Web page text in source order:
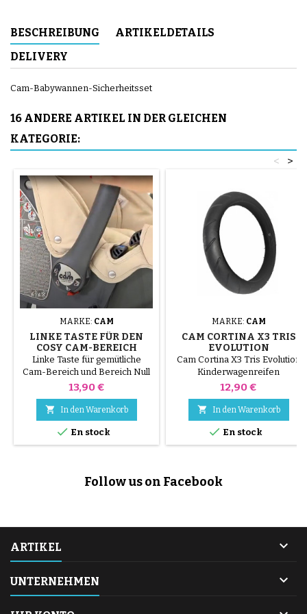
BESCHREIBUNG
ARTIKELDETAILS
DELIVERY
Cam-Babywannen-Sicherheitsset
16 ANDERE ARTIKEL IN DER GLEICHEN
KATEGORIE:
>
<
MARKE: CAM
LINKE TASTE FÜR DEN
COSY CAM-BEREICH
Linke Taste für gemütliche
Cam-Bereich und Bereich Null
+Linke Taste, wenn Sie dem
Preis
13,90 €
 In den Warenkorb
 En stock
MARKE: CAM
CAM CORTINA X3 TRIS
EVOLUTION
KINDERWAGENREIFEN
Cam Cortina X3 Tris Evolution
Kinderwagenreifen
Preis
12,90 €
 In den Warenkorb
 En stock
Follow us on Facebook
ARTIKEL 
UNTERNEHMEN 